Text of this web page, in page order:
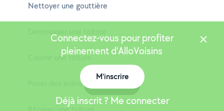
Nettoyer une gouttière
Couvrir une toiture
Poser des ardoises
Connectez-vous pour profiter
pleinement d'AlloVoisins
M'inscrire
Déjà inscrit ? Me connecter